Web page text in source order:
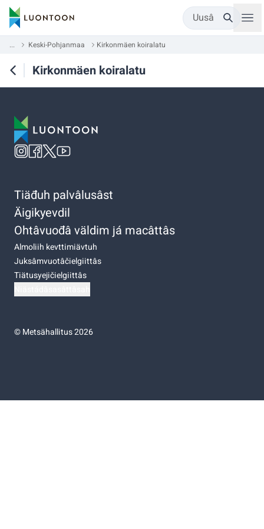
Uusâ
... Keski-Pohjanmaa Kirkonmäen koiralatu
Kirkonmäen koiralatu
Tiäđuh palvâlusâst
Äigikyevdil
Ohtâvuođâ väldim já macâttâs
Almoliih kevttimiävtuh
Juksâmvuotâčielgiittâs
Tiätusyejičielgiittâs
©Metsähallitus 2026